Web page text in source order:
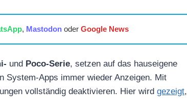
, Mastodonoder Google News
und Poco-Serie, setzen auf das hauseigene
System-Apps immer wieder Anzeigen. Mit
vollständig deaktivieren. Hier wird gezeigt,